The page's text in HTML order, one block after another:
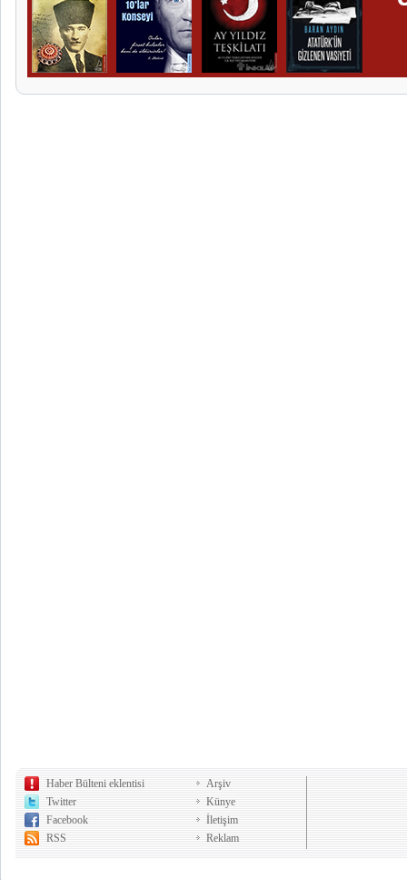
Haber Bülteni eklentisi
Twitter
Facebook
RSS
Arşiv
Künye
İletişim
Reklam